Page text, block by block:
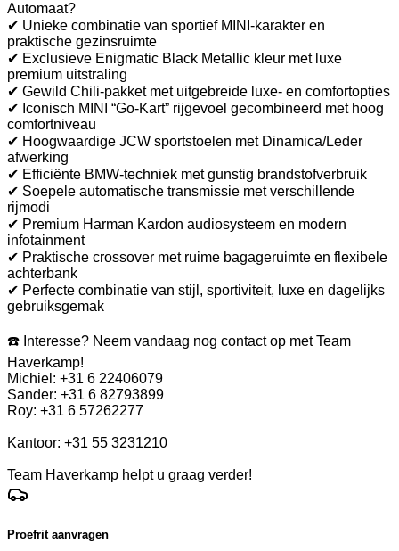
Automaat?
✔ Unieke combinatie van sportief MINI-karakter en
praktische gezinsruimte
✔ Exclusieve Enigmatic Black Metallic kleur met luxe
premium uitstraling
✔ Gewild Chili-pakket met uitgebreide luxe- en comfortopties
✔ Iconisch MINI “Go-Kart” rijgevoel gecombineerd met hoog
comfortniveau
✔ Hoogwaardige JCW sportstoelen met Dinamica/Leder
afwerking
✔ Efficiënte BMW-techniek met gunstig brandstofverbruik
✔ Soepele automatische transmissie met verschillende
rijmodi
✔ Premium Harman Kardon audiosysteem en modern
infotainment
✔ Praktische crossover met ruime bagageruimte en flexibele
achterbank
✔ Perfecte combinatie van stijl, sportiviteit, luxe en dagelijks
gebruiksgemak
☎️ Interesse? Neem vandaag nog contact op met Team
Haverkamp!
Michiel: +31 6 22406079
Sander: +31 6 82793899
Roy: +31 6 57262277
Kantoor: +31 55 3231210
Team Haverkamp helpt u graag verder!
Proefrit aanvragen